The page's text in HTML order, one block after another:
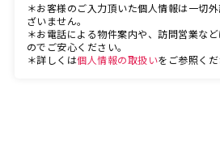
＊お客様のご入力頂いた個人情報は一切
ざいません。
＊お電話による物件案内や、訪問営業な
のでご安心ください。
＊詳しくは個人情報の取扱いをご参照くだ